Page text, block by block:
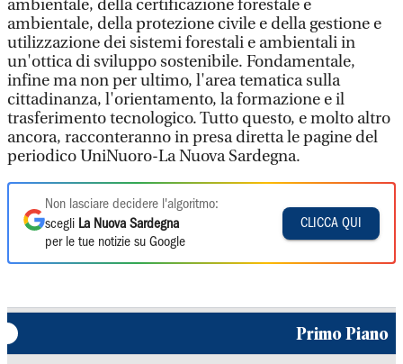
ambientale, della certificazione forestale e
ambientale, della protezione civile e della gestione e
utilizzazione dei sistemi forestali e ambientali in
un'ottica di sviluppo sostenibile. Fondamentale,
infine ma non per ultimo, l'area tematica sulla
cittadinanza, l'orientamento, la formazione e il
trasferimento tecnologico. Tutto questo, e molto altro
ancora, racconteranno in presa diretta le pagine del
periodico UniNuoro-La Nuova Sardegna.
Non lasciare decidere l'algoritmo:
scegli La Nuova Sardegna
per le tue notizie su Google
CLICCA QUI
Primo Piano